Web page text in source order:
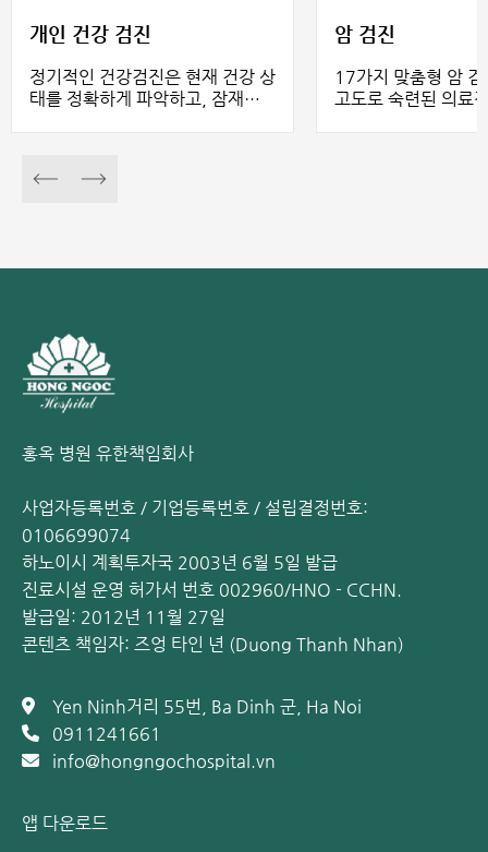
개인 건강 검진
정기적인 건강검진은 현재 건강 상
태를 정확하게 파악하고, 잠재적
는 질환에 조기에 개입하여 예측할
까지 총 11가지 종합 검진 패키지
다.
암 검진
17가지 맞춤형 암
고도로 숙련된 의료
홍옥 병원 유한책임회사
사업자등록번호 / 기업등록번호 / 설립결정번호:
0106699074
하노이시 계획투자국 2003년 6월 5일 발급
진료시설 운영 허가서 번호 002960/HNO - CCHN.
발급일: 2012년 11월 27일
콘텐츠 책임자: 즈엉 타인 년 (Duong Thanh Nhan)
Yen Ninh거리 55번, Ba Dinh 군, Ha Noi
0911241661
info@hongngochospital.vn
앱 다운로드